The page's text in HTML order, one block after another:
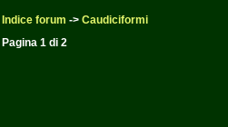
Indice forum -> Caudiciformi
Pagina 1 di 2